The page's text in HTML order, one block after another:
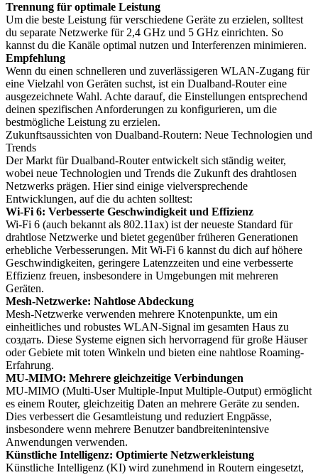
Trennung für optimale Leistung
Um die beste Leistung für verschiedene Geräte zu erzielen, solltest
du separate Netzwerke für 2,4 GHz und 5 GHz einrichten. So
kannst du die Kanäle optimal nutzen und Interferenzen minimieren.
Empfehlung
Wenn du einen schnelleren und zuverlässigeren WLAN-Zugang für
eine Vielzahl von Geräten suchst, ist ein Dualband-Router eine
ausgezeichnete Wahl. Achte darauf, die Einstellungen entsprechend
deinen spezifischen Anforderungen zu konfigurieren, um die
bestmögliche Leistung zu erzielen.
Zukunftsaussichten von Dualband-Routern: Neue Technologien und
Trends
Der Markt für Dualband-Router entwickelt sich ständig weiter,
wobei neue Technologien und Trends die Zukunft des drahtlosen
Netzwerks prägen. Hier sind einige vielversprechende
Entwicklungen, auf die du achten solltest:
Wi-Fi 6: Verbesserte Geschwindigkeit und Effizienz
Wi-Fi 6 (auch bekannt als 802.11ax) ist der neueste Standard für
drahtlose Netzwerke und bietet gegenüber früheren Generationen
erhebliche Verbesserungen. Mit Wi-Fi 6 kannst du dich auf höhere
Geschwindigkeiten, geringere Latenzzeiten und eine verbesserte
Effizienz freuen, insbesondere in Umgebungen mit mehreren
Geräten.
Mesh-Netzwerke: Nahtlose Abdeckung
Mesh-Netzwerke verwenden mehrere Knotenpunkte, um ein
einheitliches und robustes WLAN-Signal im gesamten Haus zu
создать. Diese Systeme eignen sich hervorragend für große Häuser
oder Gebiete mit toten Winkeln und bieten eine nahtlose Roaming-
Erfahrung.
MU-MIMO: Mehrere gleichzeitige Verbindungen
MU-MIMO (Multi-User Multiple-Input Multiple-Output) ermöglicht
es einem Router, gleichzeitig Daten an mehrere Geräte zu senden.
Dies verbessert die Gesamtleistung und reduziert Engpässe,
insbesondere wenn mehrere Benutzer bandbreitenintensive
Anwendungen verwenden.
Künstliche Intelligenz: Optimierte Netzwerkleistung
Künstliche Intelligenz (KI) wird zunehmend in Routern eingesetzt,